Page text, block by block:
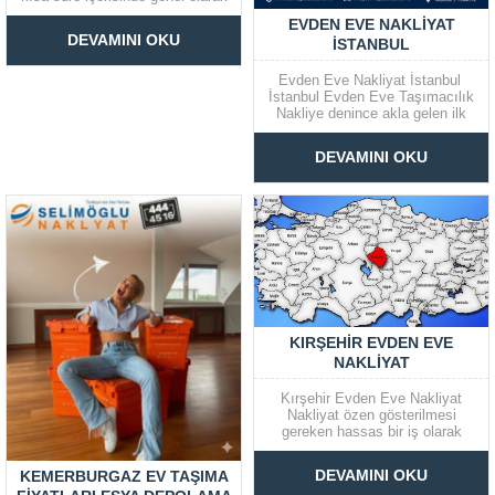
insanların tüm istedikleri
profesyonel bir çalışma ortamı
sunmaktadır. Arnavutköy
DEVAMINI OKU
EVDEN EVE NAKLIYAT
İSTANBUL
Evden Eve Nakliyat İstanbul
İstanbul Evden Eve Taşımacılık
Nakliye denince akla gelen ilk
illerden birisi olan İstanbul hem
ildir hem de nakliye işlemlerinin
zor geçtiği bir ildir. Bildiğiniz
üzere İstanbul Türkiye’nin en
büyük ilidir. Bu sebeple...
DEVAMINI OKU
KEMERBURGAZ EV TAŞIMA
KIRŞEHIR EVDEN EVE
NAKLIYAT
Kırşehir Evden Eve Nakliyat
Nakliyat özen gösterilmesi
gereken hassas bir iş olarak
bilinir. Her türlü eşyanın özenli bir
adreslerine ulaştırılması
DEVAMINI OKU